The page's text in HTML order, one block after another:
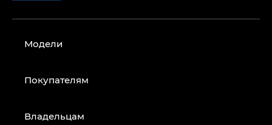
Модели
Покупателям
Владельцам